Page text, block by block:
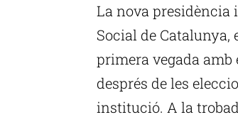
La nova presidència
Social de
primera vegada amb
després de les
institució. A la